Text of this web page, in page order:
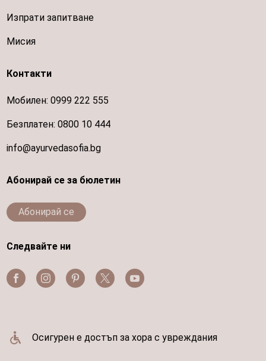
Изпрати запитване
Мисия
Контакти
Мобилен:0999 222 555
Безплатен:0800 10 444
info@ayurvedasofia.bg
Абонирай се за бюлетин
Абонирай се
Следвайте ни
Осигурен е достъп за хора с увреждания